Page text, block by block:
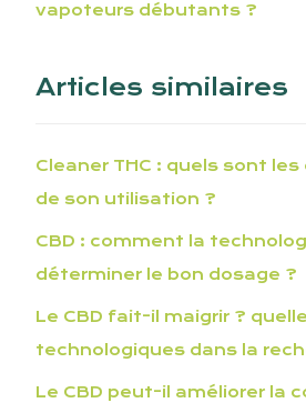
vapoteurs débutants ?
Articles similaires
Cleaner THC : quels sont
de son utilisation ?
CBD : comment la
déterminer le bon dosage ?
Le CBD fait-il maigrir ?
technologiques dans la
Le CBD peut-il améliorer la